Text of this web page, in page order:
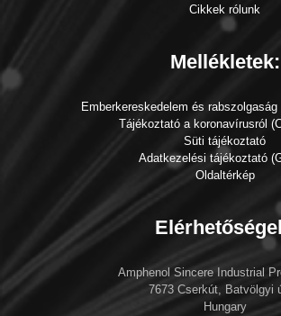
Cikkek rólunk
Mellékletek:
Emberkereskedelem és
Tájékoztató a koronavírusról
Süti tájékoztató
Adatkezelési tájékoztató
Oldaltérkép
Amphenol Sincere Industrial
7673 Cserkút, Batvölgyi
Hungary